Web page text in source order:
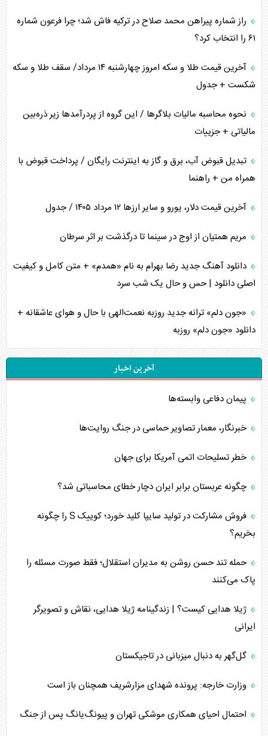
راز شماره پیراهن محمد صلاح در ترکیه فاش شد؛ چرا فرعون شماره
۶۱ را انتخاب کرد؟
آخرین قیمت طلا و سکه امروز چهارشنبه ۱۴ مرداد/ سقف طلا و سکه
شکست + جدول
نحوه محاسبه مالیات بلاگر‌ها / این گروه از پردرآمد‌ها زیر ذره‌بین
مالیاتی + جزییات
تبدیل قبوض آب، برق و گاز به اینترنت رایگان / پرداخت قبوض با
همراه من + راهنما
آخرین قیمت دلار، یورو و سایر ارز‌ها ۱۲ مرداد ۱۴۰۵ / جدول
مریم همتیان از اوج در سینما تا درگذشت بر اثر سرطان
دانلود آهنگ جدید رضا بهرام به نام «همدم» + متن کامل و کیفیت
اصلی دانلود | حس و حال یک شب سرد
«جون دلم» ترانه جدید روزبه نعمت‌الهی با حال و هوای عاشقانه +
دانلود «جون دلم» روزبه
آخرین اخبار
پیمان دفاعی‌ وابسته‌ها
خبرنگار، معمار تصاویر حماسی در جنگ روایت‌ها
خطر تسلیحات اتمی آمریکا برای جهان
چگونه عربستان برابر ایران دچار خطای محاسباتی شد؟
فروش مشارکت در تولید سایپا کلید خورد؛ کوییک S را چگونه
بخریم؟
حمله تند حسن روشن به مدیران استقلال؛ فقط صورت مسئله را
پاک می‌کنند
ژیلا هدایی کیست؟ | زندگینامه ژیلا هدایی، نقاش و تصویرگر
ایرانی
گل‌گهر به دنبال میزبانی در تاجیکستان
وزارت خارجه: پرونده شهدای مزارشریف همچنان باز است
احتمال احیای همکاری موشکی تهران و پیونگ‌یانگ پس از جنگ